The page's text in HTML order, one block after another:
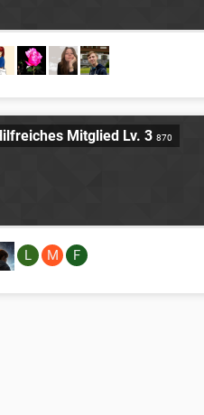
Mitglied Lv. 3 870
L M F